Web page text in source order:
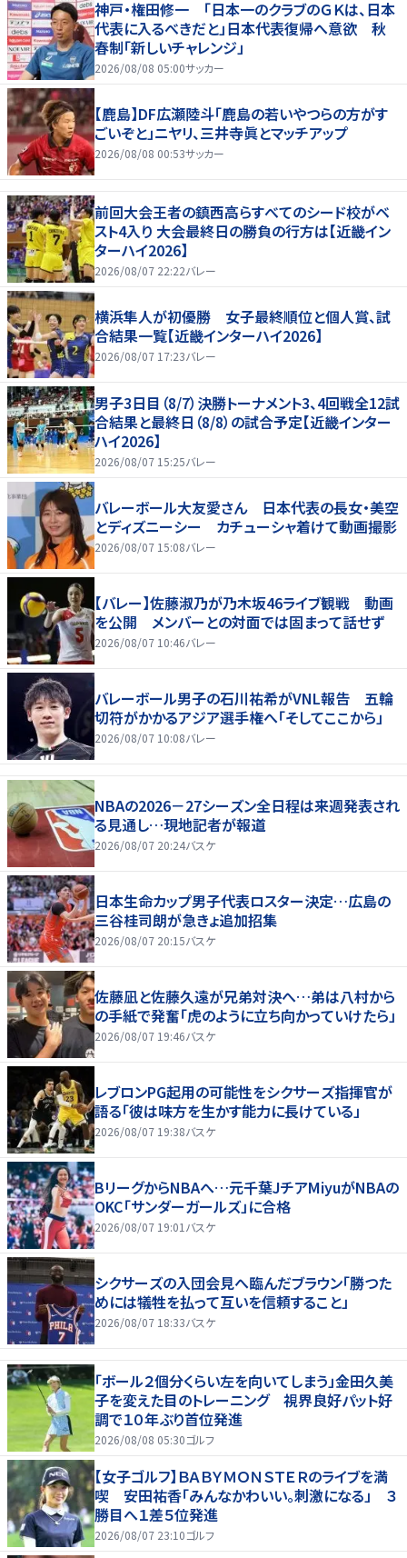
神戸・権田修一 「日本一のクラブのＧＫは、日本
代表に入るべきだと」日本代表復帰へ意欲 秋
春制「新しいチャレンジ」
2026/08/08 05:00サッカー
【鹿島】DF広瀬陸斗「鹿島の若いやつらの方がす
ごいぞと」ニヤリ、三井寺眞とマッチアップ
2026/08/08 00:53サッカー
前回大会王者の鎮西高らすべてのシード校がベ
スト4入り 大会最終日の勝負の行方は【近畿イン
ターハイ2026】
2026/08/07 22:22バレー
横浜隼人が初優勝 女子最終順位と個人賞、試
合結果一覧【近畿インターハイ2026】
2026/08/07 17:23バレー
男子3日目（8/7）決勝トーナメント3、4回戦全12試
合結果と最終日（8/8）の試合予定【近畿インター
ハイ2026】
2026/08/07 15:25バレー
バレーボール大友愛さん 日本代表の長女・美空
とディズニーシー カチューシャ着けて動画撮影
2026/08/07 15:08バレー
【バレー】佐藤淑乃が乃木坂46ライブ観戦 動画
を公開 メンバーとの対面では固まって話せず
2026/08/07 10:46バレー
バレーボール男子の石川祐希がVNL報告 五輪
切符がかかるアジア選手権へ「そしてここから」
2026/08/07 10:08バレー
NBAの2026－27シーズン全日程は来週発表され
る見通し…現地記者が報道
2026/08/07 20:24バスケ
日本生命カップ男子代表ロスター決定…広島の
三谷桂司朗が急きょ追加招集
2026/08/07 20:15バスケ
佐藤凪と佐藤久遠が兄弟対決へ…弟は八村から
の手紙で発奮「虎のように立ち向かっていけたら」
2026/08/07 19:46バスケ
レブロンPG起用の可能性をシクサーズ指揮官が
語る「彼は味方を生かす能力に長けている」
2026/08/07 19:38バスケ
BリーグからNBAへ…元千葉JチアMiyuがNBAの
OKC「サンダーガールズ」に合格
2026/08/07 19:01 バスケ
シクサーズの入団会見へ臨んだブラウン「勝つた
めには犠牲を払って互いを信頼すること」
2026/08/07 18:33バスケ
「ボール２個分くらい左を向いてしまう」金田久美
子を変えた目のトレーニング 視界良好パット好
調で１０年ぶり首位発進
2026/08/08 05:30ゴルフ
【女子ゴルフ】ＢＡＢＹＭＯＮＳＴＥＲのライブを満
喫 安田祐香「みんなかわいい。刺激になる」 ３
勝目へ１差５位発進
2026/08/07 23:10ゴルフ